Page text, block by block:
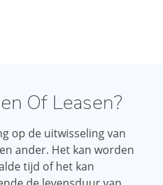
Of Leasen?
op de uitwisseling van
ander. Het kan worden
tijd of het kan